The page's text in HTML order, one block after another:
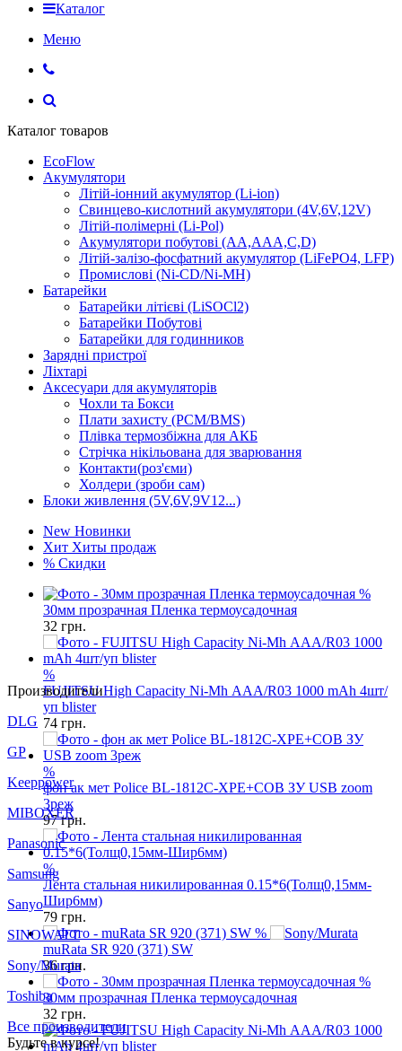
Каталог
Меню
Каталог товаров
EcoFlow
Акумулятори
Літій-іонний акумулятор (Li-ion)
Свинцево-кислотний акумулятори (4V,6V,12V)
Літій-полімерні (Li-Pol)
Акумулятори побутові (AA,AAA,C,D)
Літій-залізо-фосфатний акумулятор (LiFePO4, LFP)
Промислові (Ni-CD/Ni-MH)
Батарейки
Батарейки літієві (LiSOCl2)
Батарейки Побутові
Батарейки для годинников
Зарядні пристрої
Ліхтарі
Аксесуари для акумуляторів
Чохли та Бокси
Плати захисту (PCM/BMS)
Плівка термозбіжна для АКБ
Стрічка нікільована для зварювання
Контакти(роз'єми)
Холдери (зроби сам)
Блоки живлення (5V,6V,9V12...)
New Новинки
Хит Хиты продаж
% Скидки
%
30мм прозрачная Пленка термоусадочная
32 грн.
%
FUJITSU High Capacity Ni-Mh ААА/R03 1000 mAh 4шт/
уп blister
74 грн.
%
фон ак мет Police BL-1812C-XPE+COB ЗУ USB zoom
3реж
97грн.
%
Лента стальная никилированная 0.15*6(Толщ0,15мм-
Шир6мм)
79 грн.
%
muRata SR 920 (371) SW
36грн.
%
30мм прозрачная Пленка термоусадочная
32 грн.
Производители
DLG
GP
Keeppower
MIBOXER
Panasonic
Samsung
Sanyo
SINOWATT
Sony/Murata
Toshiba
Все производители
Будьте в курсе!